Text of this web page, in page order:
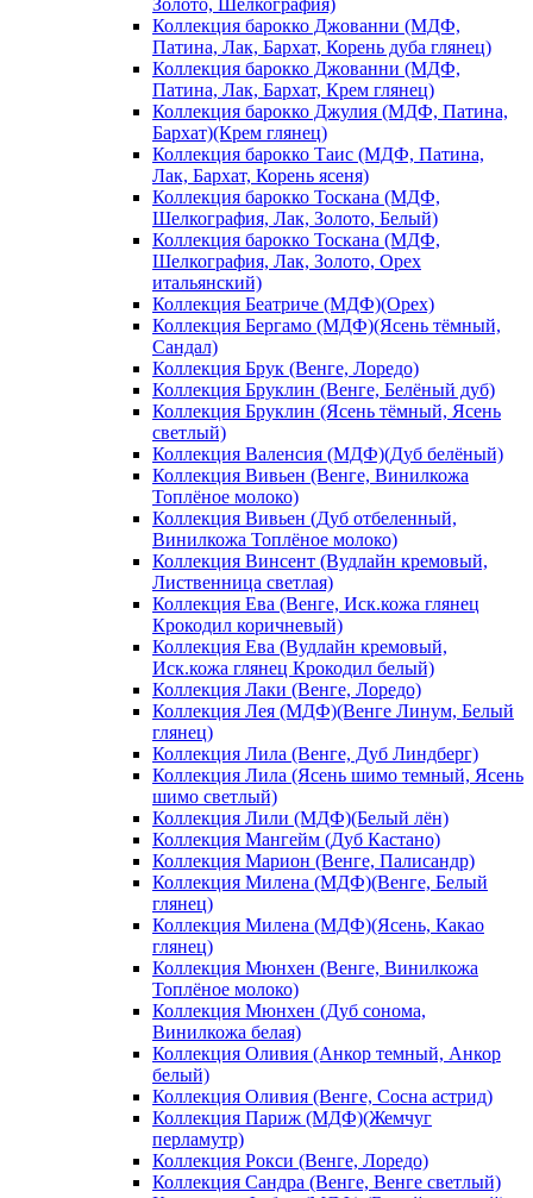
Золото, Шелкография)
Коллекция барокко Джованни (МДФ,
Патина, Лак, Бархат, Корень дуба глянец)
Коллекция барокко Джованни (МДФ,
Патина, Лак, Бархат, Крем глянец)
Коллекция барокко Джулия (МДФ, Патина,
Бархат)(Крем глянец)
Коллекция барокко Таис (МДФ, Патина,
Лак, Бархат, Корень ясеня)
Коллекция барокко Тоскана (МДФ,
Шелкография, Лак, Золото, Белый)
Коллекция барокко Тоскана (МДФ,
Шелкография, Лак, Золото, Орех
итальянский)
Коллекция Беатриче (МДФ)(Орех)
Коллекция Бергамо (МДФ)(Ясень тёмный,
Сандал)
Коллекция Брук (Венге, Лоредо)
Коллекция Бруклин (Венге, Белёный дуб)
Коллекция Бруклин (Ясень тёмный, Ясень
светлый)
Коллекция Валенсия (МДФ)(Дуб белёный)
Коллекция Вивьен (Венге, Винилкожа
Топлёное молоко)
Коллекция Вивьен (Дуб отбеленный,
Винилкожа Топлёное молоко)
Коллекция Винсент (Вудлайн кремовый,
Лиственница светлая)
Коллекция Ева (Венге, Иск.кожа глянец
Крокодил коричневый)
Коллекция Ева (Вудлайн кремовый,
Иск.кожа глянец Крокодил белый)
Коллекция Лаки (Венге, Лоредо)
Коллекция Лея (МДФ)(Венге Линум, Белый
глянец)
Коллекция Лила (Венге, Дуб Линдберг)
Коллекция Лила (Ясень шимо темный, Ясень
шимо светлый)
Коллекция Лили (МДФ)(Белый лён)
Коллекция Мангейм (Дуб Кастано)
Коллекция Марион (Венге, Палисандр)
Коллекция Милена (МДФ)(Венге, Белый
глянец)
Коллекция Милена (МДФ)(Ясень, Какао
глянец)
Коллекция Мюнхен (Венге, Винилкожа
Топлёное молоко)
Коллекция Мюнхен (Дуб сонома,
Винилкожа белая)
Коллекция Оливия (Анкор темный, Анкор
белый)
Коллекция Оливия (Венге, Сосна астрид)
Коллекция Париж (МДФ)(Жемчуг
перламутр)
Коллекция Рокси (Венге, Лоредо)
Коллекция Сандра (Венге, Венге светлый)